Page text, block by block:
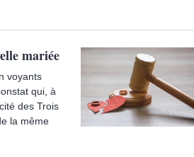
mariée
voyants
qui, à
des Trois
la même